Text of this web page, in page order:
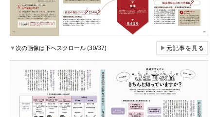
▼次の画像は下へスクロール (30/37) ▶元記事を見る